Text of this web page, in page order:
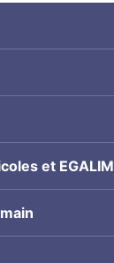
et EGALIM